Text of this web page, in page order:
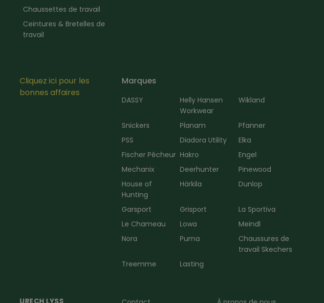
Chaussettes de travail
Ceintures & Bretelles de
travail
Cliquez ici pour les
bonnes affaires
Marques
DASSY
Helly Hansen
Workwear
Wikland
Snickers Planam
Pfanner
PSS
Diadora Utility
Elka
Fischer Pêcheur Hakro
Engel
Mechanix
Deerhunter
Pinewood
House of
Hunting
Härkila Dunlop
Garsport Grisport
La Sportiva
Le Chameau
Lowa
Meindl
Nora
Puma
Chaussures de
travail Skechers
Treemme
Lasting
URECH LYSS